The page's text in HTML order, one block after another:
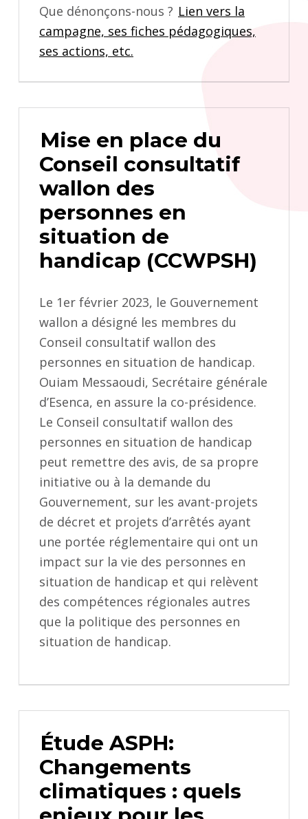
Que dénonçons-nous ? Lien vers la
campagne, ses fiches pédagogiques,
ses actions, etc.
Mise en place du
Conseil consultatif
wallon des
personnes en
situation de
handicap (CCWPSH)
Le 1er février 2023, le Gouvernement
wallon a désigné les membres du
Conseil consultatif wallon des
personnes en situation de handicap.
Ouiam Messaoudi, Secrétaire générale
d’Esenca, en assure la co-présidence.
Le Conseil consultatif wallon des
personnes en situation de handicap
peut remettre des avis, de sa propre
initiative ou à la demande du
Gouvernement, sur les avant-projets
de décret et projets d’arrêtés ayant
une portée réglementaire qui ont un
impact sur la vie des personnes en
situation de handicap et qui relèvent
des compétences régionales autres
que la politique des personnes en
situation de handicap.
Étude ASPH:
Changements
climatiques : quels